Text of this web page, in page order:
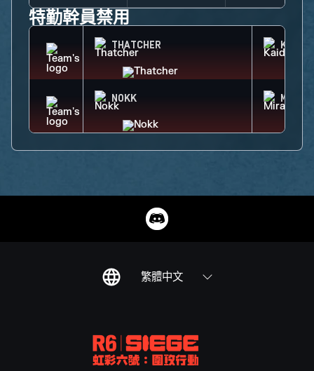
特勤幹員禁用
THATCHER KAID
NOKK MIRA
繁體中文